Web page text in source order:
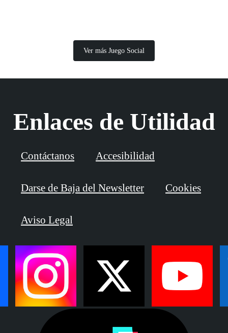
Ver más Juego Social
Enlaces de Utilidad
Contáctanos Accesibilidad
Darse de Baja del Newsletter Cookies
Aviso Legal